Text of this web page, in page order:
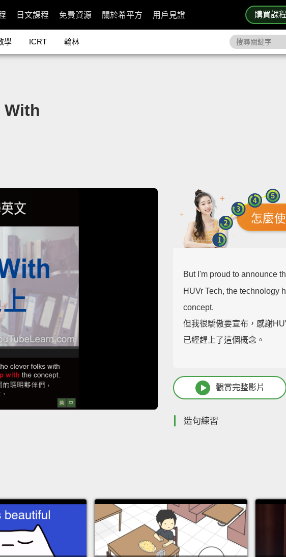
購買課程
日文課程 免費資源 關於希平方 用戶見證
學 ICRT 翰林
With
怎麼
But I'm proud to announce
HUVr Tech, the technology
concept.
但我很驕傲要宣布，感謝
已經趕上了這個概念。
觀賞完整影片
造句練習